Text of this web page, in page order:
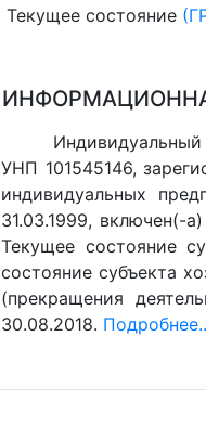
Текущее состояние
УНП 101545146,
индивидуальных
31.03.1999, включен(-
Текущее состояние
состояние субъекта
(прекращения
30.08.2018.